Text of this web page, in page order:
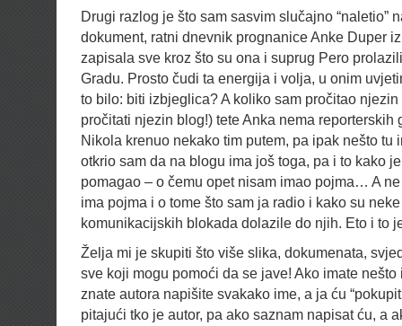
Drugi razlog je što sam sasvim slučajno “naletio”
dokument, ratni dnevnik prognanice Anke Duper
zapisala sve kroz što su ona i suprug Pero
Gradu. Prosto čudi ta energija i volja, u onim
to bilo: biti izbjeglica? A koliko sam pročitao
pročitati njezin blog!) tete Anka nema reporterskih
Nikola krenuo nekako tim putem, pa ipak nešto
otkrio sam da na blogu ima još toga, pa i to kako
pomagao – o čemu opet nisam imao pojma… A
ima pojma i o tome što sam ja radio i kako su
komunikacijskih blokada dolazile do njih. Eto i to
Želja mi je skupiti što više slika, dokumenata,
sve koji mogu pomoći da se jave! Ako imate
znate autora napišite svakako ime, a ja ću
pitajući tko je autor, pa ako saznam napisat ću, a